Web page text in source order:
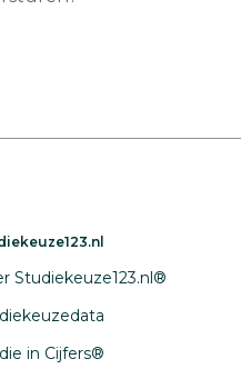
Studiekeuze123.nl®
in Cijfers®